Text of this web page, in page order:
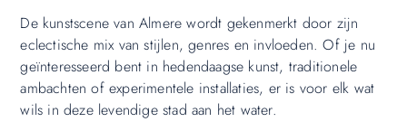
De kunstscene van Almere wordt gekenmerkt door zijn
eclectische mix van stijlen, genres en invloeden. Of je nu
geïnteresseerd bent in hedendaagse kunst, traditionele
ambachten of experimentele installaties, er is voor elk wat
wils in deze levendige stad aan het water.